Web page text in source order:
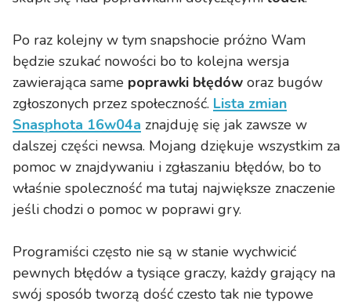
Po raz kolejny w tym snapshocie próżno Wam
będzie szukać nowości bo to kolejna wersja
zawierająca same poprawki błędów oraz bugów
zgłoszonych przez społeczność. Lista zmian
Snasphota 16w04a znajduję się jak zawsze w
dalszej części newsa. Mojang dziękuje wszystkim za
pomoc w znajdywaniu i zgłaszaniu błędów, bo to
właśnie spoleczność ma tutaj największe znaczenie
jeśli chodzi o pomoc w poprawi gry.
Programiści często nie są w stanie wychwicić
pewnych błędów a tysiące graczy, każdy grający na
swój sposób tworzą dość czesto tak nie typowe